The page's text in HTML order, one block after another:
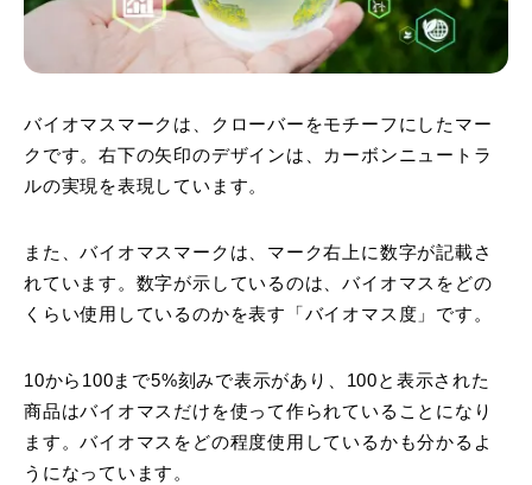
バイオマスマークは、クローバーをモチーフにしたマー
クです。右下の矢印のデザインは、カーボンニュートラ
ルの実現を表現しています。
また、バイオマスマークは、マーク右上に数字が記載さ
れています。数字が示しているのは、バイオマスをどの
くらい使用しているのかを表す「バイオマス度」です。
10から100まで5%刻みで表示があり、100と表示された
商品はバイオマスだけを使って作られていることになり
ます。バイオマスをどの程度使用しているかも分かるよ
うになっています。